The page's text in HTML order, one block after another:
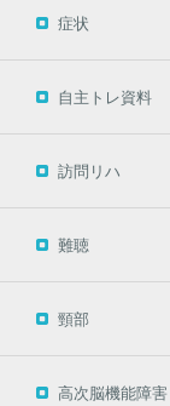
症状
自主トレ資料
訪問リハ
難聴
頸部
高次脳機能障害